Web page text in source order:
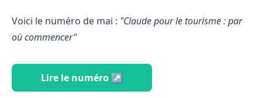
Voici le numéro de mai : "Claude pour le tourisme : par
où commencer"
Lire le numéro ↗